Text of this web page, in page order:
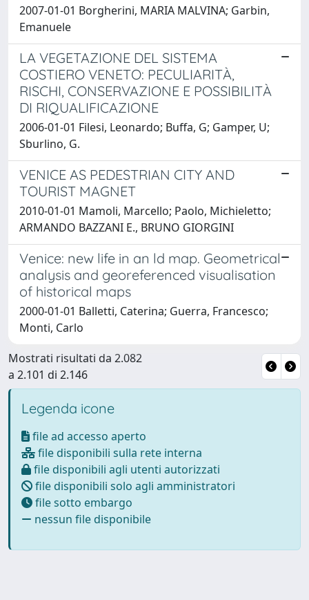
2007-01-01 Borgherini, MARIA MALVINA; Garbin,
Emanuele
LA VEGETAZIONE DEL SISTEMA
COSTIERO VENETO: PECULIARITÀ,
RISCHI, CONSERVAZIONE E POSSIBILITÀ
DI RIQUALIFICAZIONE
2006-01-01 Filesi, Leonardo; Buffa, G; Gamper, U;
Sburlino, G.
VENICE AS PEDESTRIAN CITY AND
TOURIST MAGNET
2010-01-01 Mamoli, Marcello; Paolo, Michieletto;
ARMANDO BAZZANI E., BRUNO GIORGINI
Venice: new life in an ld map. Geometrical
analysis and georeferenced visualisation
of historical maps
2000-01-01 Balletti, Caterina; Guerra, Francesco;
Monti, Carlo
Mostrati risultati da 2.082
a 2.101 di 2.146
Legenda icone
file ad accesso aperto
file disponibili sulla rete interna
file disponibili agli utenti autorizzati
file disponibili solo agli amministratori
file sotto embargo
nessun file disponibile